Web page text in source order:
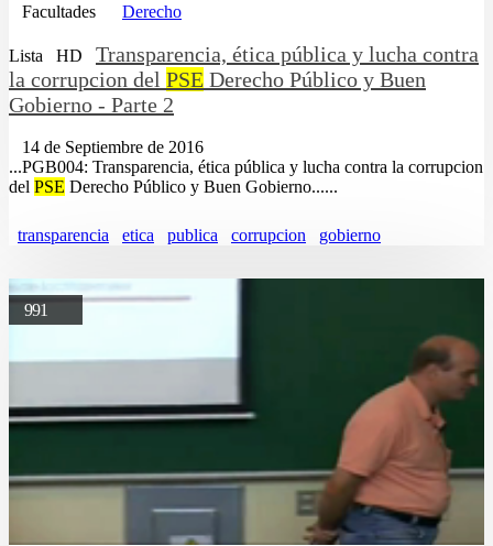
Facultades Derecho
Lista HD
Transparencia, ética pública y lucha contra
la corrupcion del PSE Derecho Público y Buen
Gobierno - Parte 2
14 de Septiembre de 2016
...PGB004: Transparencia, ética pública y lucha contra la corrupcion
del PSE Derecho Público y Buen Gobierno......
transparencia etica publica corrupcion gobierno
991